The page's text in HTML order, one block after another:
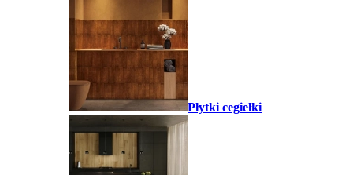
Płytki cegiełki